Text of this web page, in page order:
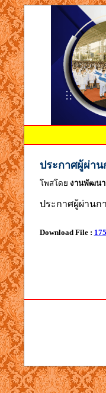
ประกาศผู้ผ่า
โพสโดย งานพัฒนา
ประกาศผู้ผ่านก
Download File :